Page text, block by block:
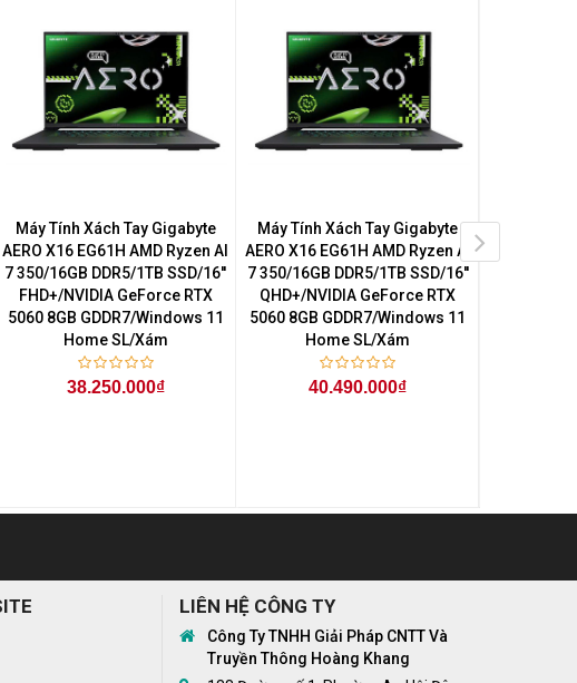
Máy Tính Xách Tay Gigabyte
AERO X16 EG61H AMD Ryzen AI
7 350/16GB DDR5/1TB SSD/16''
FHD+/NVIDIA GeForce RTX
5060 8GB GDDR7/Windows 11
Home SL/Xám
38.250.000₫
Máy Tính Xách Tay Gigabyte
AERO X16 EG61H AMD Ryzen AI
7 350/16GB DDR5/1TB SSD/16''
QHD+/NVIDIA GeForce RTX
5060 8GB GDDR7/Windows 11
Home SL/Xám
40.490.000₫
Máy Tính
LIÊN HỆ CÔNG TY
Công Ty TNHH Giải Pháp CNTT Và
Truyền Thông Hoàng Khang